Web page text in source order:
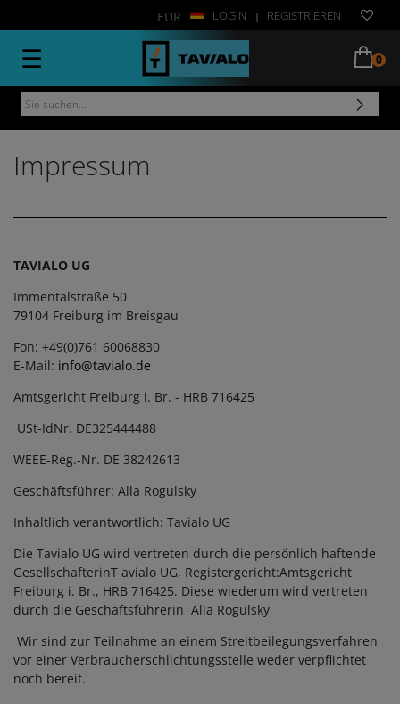
EUR LOGIN | REGISTRIEREN
0
☰
Impressum
TAVIALO UG
Immentalstraße 50
79104 Freiburg im Breisgau
Fon: +49(0)761 60068830
E-Mail: info@tavialo.de
Amtsgericht Freiburg i. Br. - HRB 716425
USt-IdNr. DE325444488
WEEE-Reg.-Nr. DE 38242613
Geschäftsführer: Alla Rogulsky
Inhaltlich verantwortlich: Tavialo UG
Die Tavialo UG wird vertreten durch die persönlich haftende
GesellschafterinT avialo UG, Registergericht:Amtsgericht
Freiburg i. Br., HRB 716425. Diese wiederum wird vertreten
durch die Geschäftsführerin Alla Rogulsky
Wir sind zur Teilnahme an einem Streitbeilegungsverfahren
vor einer Verbraucherschlichtungsstelle weder verpflichtet
noch bereit.